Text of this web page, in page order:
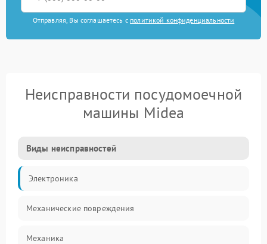
Отправляя, Вы соглашаетесь с политикой конфиденциальности
Неисправности посудомоечной
машины Midea
Виды неисправностей
Электроника
Механические повреждения
Механика